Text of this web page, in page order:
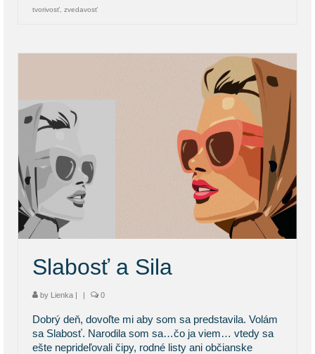
tvorivosť zvedavosť
Slabosť a Sila
by Lienka | | 0
Dobrý deň, dovoľte mi aby som sa predstavila. Volám
sa Slabosť. Narodila som sa…čo ja viem… vtedy sa
ešte neprideľovali čipy, rodné listy ani občianske